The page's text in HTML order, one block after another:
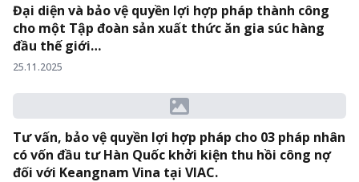
Đại diện và bảo vệ quyền lợi hợp pháp thành công
cho một Tập đoàn sản xuất thức ăn gia súc hàng
đầu thế giới…
25.11.2025
Tư vấn, bảo vệ quyền lợi hợp pháp cho 03 pháp nhân
có vốn đầu tư Hàn Quốc khởi kiện thu hồi công nợ
đối với Keangnam Vina tại VIAC.